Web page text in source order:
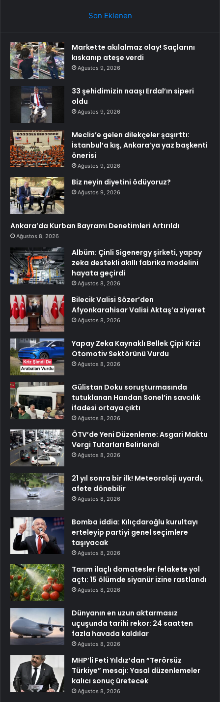
Son Eklenen
Markette akılalmaz olay! Saçlarını
kıskanıp ateşe verdi
Ağustos 9, 2026
33 şehidimizin naaşı Erdal’ın siperi
oldu
Ağustos 9, 2026
Meclis’e gelen dilekçeler şaşırttı:
İstanbul’a kış, Ankara’ya yaz başkenti
önerisi
Ağustos 9, 2026
Biz neyin diyetini ödüyoruz?
Ağustos 9, 2026
Ankara’da Kurban Bayramı Denetimleri Artırıldı
Ağustos 8, 2026
Albüm: Çinli Sigenergy şirketi, yapay
zeka destekli akıllı fabrika modelini
hayata geçirdi
Ağustos 8, 2026
Bilecik Valisi Sözer’den
Afyonkarahisar Valisi Aktaş’a ziyaret
Ağustos 8, 2026
Yapay Zeka Kaynaklı Bellek Çipi Krizi
Otomotiv Sektörünü Vurdu
Ağustos 8, 2026
Gülistan Doku soruşturmasında
tutuklanan Handan Sonel’in savcılık
ifadesi ortaya çıktı
Ağustos 8, 2026
ÖTV’de Yeni Düzenleme: Asgari Maktu
Vergi Tutarları Belirlendi
Ağustos 8, 2026
21 yıl sonra bir ilk! Meteoroloji uyardı,
afete dönebilir
Ağustos 8, 2026
Bomba iddia: Kılıçdaroğlu kurultayı
erteleyip partiyi genel seçimlere
taşıyacak
Ağustos 8, 2026
Tarım ilaçlı domatesler felakete yol
açtı: 15 ölümde siyanür izine rastlandı
Ağustos 8, 2026
Dünyanın en uzun aktarmasız
uçuşunda tarihi rekor: 24 saatten
fazla havada kaldılar
Ağustos 8, 2026
MHP’li Feti Yıldız’dan “Terörsüz
Türkiye” mesajı: Yasal düzenlemeler
kalıcı sonuç üretecek
Ağustos 8, 2026